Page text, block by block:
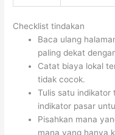
Checklist tindakan
Baca ulang
paling dekat
Catat biaya lokal
tidak cocok.
Tulis satu indikator
indikator pasar
Pisahkan mana
mana yang hanya